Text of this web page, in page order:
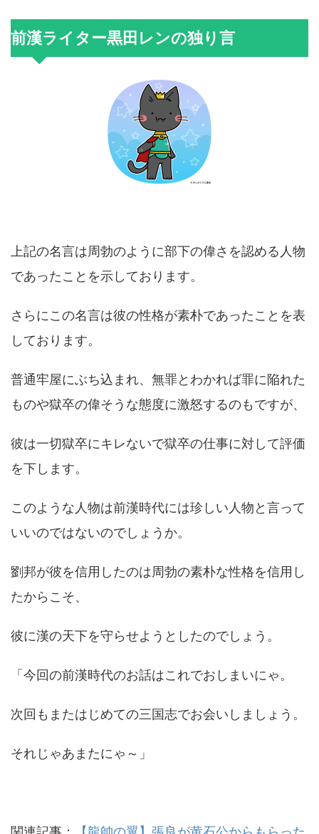
前漢ライター黒田レンの独り言
上記の名言は周勃のように部下の偉さを認める人物
であったことを示しております。
さらにこの名言は彼の性格が素朴であったことを表
しております。
普通牢屋にぶち込まれ、無罪とわかれば罪に陥れた
ものや獄卒の偉そうな態度に激怒するのもですが、
彼は一切獄卒にキレないで獄卒の仕事に対して評価
を下します。
このような人物は前漢時代には珍しい人物と言って
いいのではないのでしょうか。
劉邦が彼を信用したのは周勃の素朴な性格を信用し
たからこそ、
彼に漢の天下を守らせようとしたのでしょう。
「今回の前漢時代のお話はこれでおしまいにゃ。
次回もまたはじめての三国志でお会いしましょう。
それじゃあまたにゃ～」